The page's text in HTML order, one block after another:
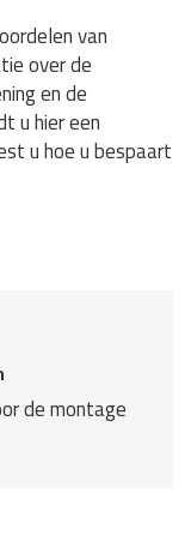
van
over de
en de
u hier een
u hoe u bespaart
de montage